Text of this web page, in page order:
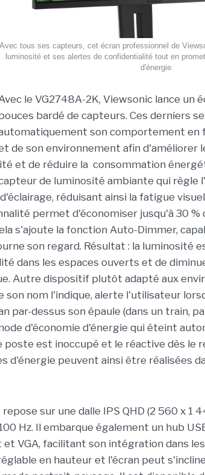
Avec tous ses capteurs, cet écran professionnel de
luminosité et ses alertes de confidentialité tout en
d'énergie.
le VG2748A-2K, Viewsonic lance un
bardé de capteurs. Ces derniers
son comportement en
de son environnement afin d'améliorer
et de réduire la consommation
de luminosité ambiante qui règle
réduisant ainsi la fatigue
permet d'économiser jusqu'à 30 %
s'ajoute la fonction Auto-Dimmer,
son regard. Résultat : la luminosité
dans les espaces ouverts et de
Autre dispositif plutôt adapté aux
son nom l'indique, alerte l'utilisateur
par-dessus son épaule (dans un train,
d'économie d'énergie qui éteint
poste est inoccupé et le réactive dès le
d'énergie peuvent ainsi être réalisées
sur une dalle IPS QHD (2 560 x 1
Hz. Il embarque également un hub
et VGA, facilitant son intégration dans
en hauteur et l'écran peut